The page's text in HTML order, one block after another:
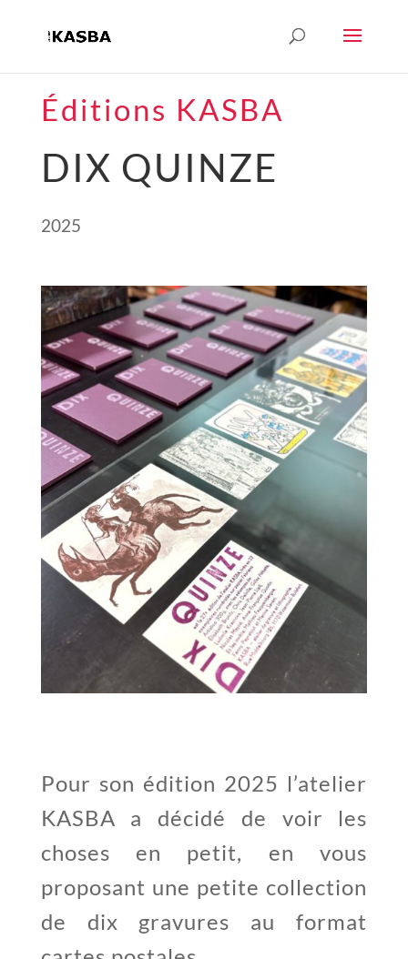
Éditions KASBA
DIX QUINZE
2025
Pour son édition 2025 l’atelier
KASBA a décidé de voir les
choses en petit, en vous
proposant une petite collection
de dix gravures au format